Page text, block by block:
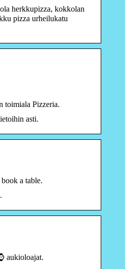
herkkupizza, kokkolan
pizza urheilukatu
toimiala Pizzeria.
asti.
a table.
aukioloajat.